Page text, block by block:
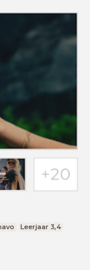
Leerjaar 3,4